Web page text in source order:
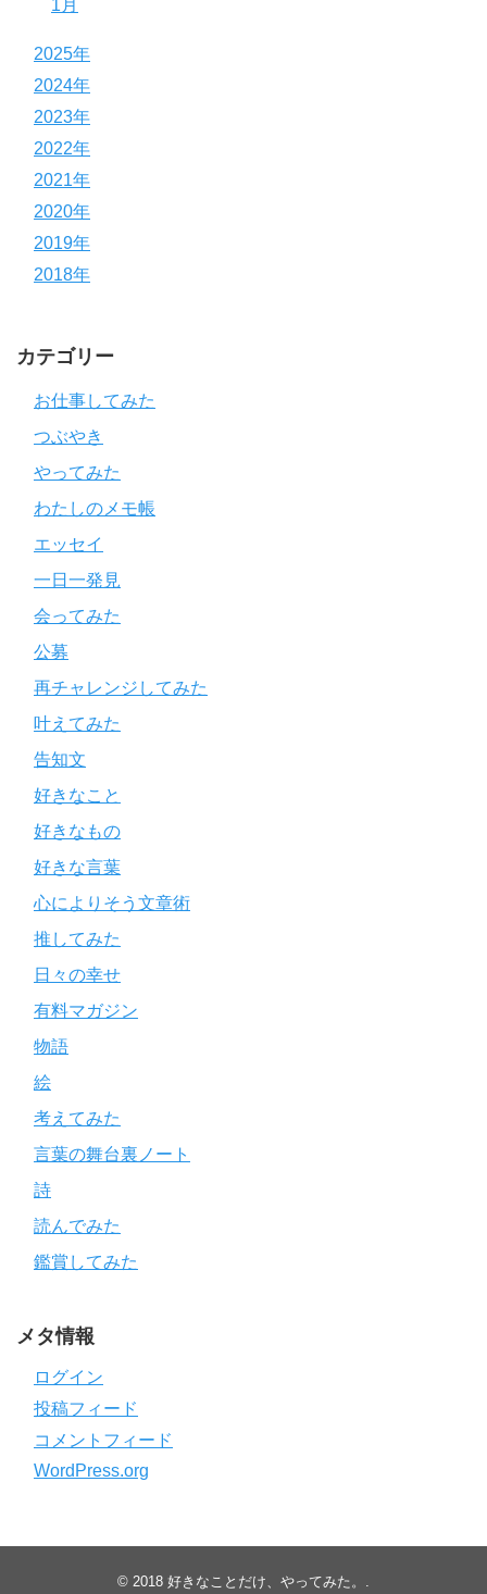
1月
2025年
2024年
2023年
2022年
2021年
2020年
2019年
2018年
カテゴリー
お仕事してみた
つぶやき
やってみた
わたしのメモ帳
エッセイ
一日一発見
会ってみた
公募
再チャレンジしてみた
叶えてみた
告知文
好きなこと
好きなもの
好きな言葉
心によりそう文章術
推してみた
日々の幸せ
有料マガジン
物語
絵
考えてみた
言葉の舞台裏ノート
詩
読んでみた
鑑賞してみた
メタ情報
ログイン
投稿フィード
コメントフィード
WordPress.org
© 2018 好きなことだけ、やってみた。